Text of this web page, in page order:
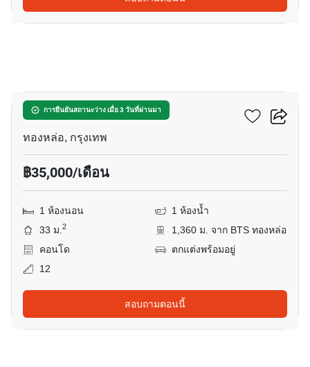
การยืนยันสถานะว่าง เมื่อ 3 วันที่ผ่านมา
โนเบิล ฟอร์ม ทองหล่อ
ทองหล่อ, กรุงเทพ
฿35,000/เดือน
1 ห้องนอน
1 ห้องน้ำ
33 ม.2
1,360 ม. จาก BTS ทองหล่อ
คอนโด
ตกแต่งพร้อมอยู่
12
สอบถามตอนนี้